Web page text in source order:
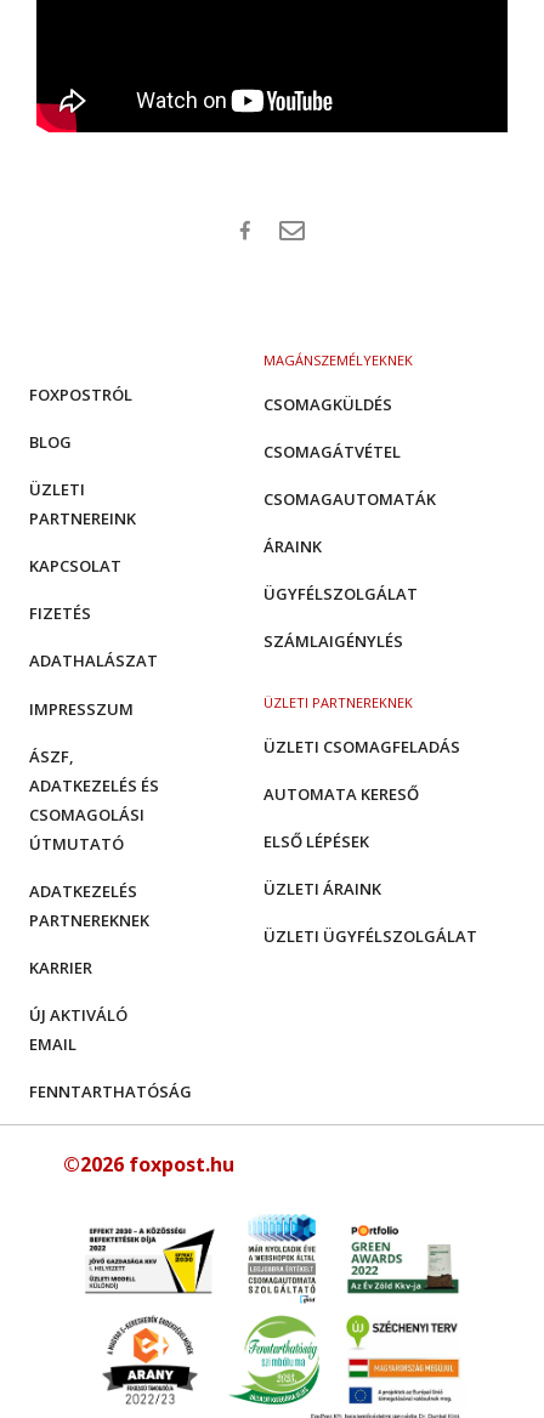
MAGÁNSZEMÉLYEKNEK
CSOMAGKÜLDÉS
CSOMAGÁTVÉTEL
CSOMAGAUTOMATÁK
ÁRAINK
ÜGYFÉLSZOLGÁLAT
SZÁMLAIGÉNYLÉS
ÜZLETI PARTNEREKNEK
ÜZLETI CSOMAGFELADÁS
AUTOMATA KERESŐ
ELSŐ LÉPÉSEK
ÜZLETI ÁRAINK
ÜZLETI ÜGYFÉLSZOLGÁLAT
FOXPOSTRÓL
BLOG
ÜZLETI
PARTNEREINK
KAPCSOLAT
FIZETÉS
ADATHALÁSZAT
IMPRESSZUM
ÁSZF,
ADATKEZELÉS ÉS
CSOMAGOLÁSI
ÚTMUTATÓ
ADATKEZELÉS
PARTNEREKNEK
KARRIER
ÚJ AKTIVÁLÓ
EMAIL
FENNTARTHATÓSÁG
©2026 foxpost.hu